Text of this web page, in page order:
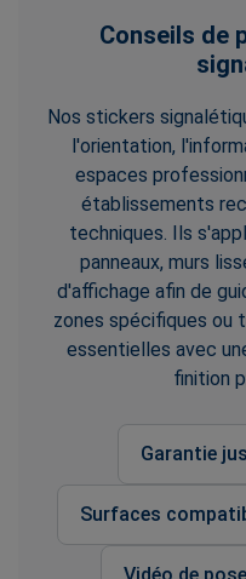
Conseils de
Nos stickers
l'orientation,
espaces
établissements
techniques. Ils
panneaux, murs
d'affichage afin de
zones spécifiques ou
essentielles avec
finition
Garantie
Surfaces